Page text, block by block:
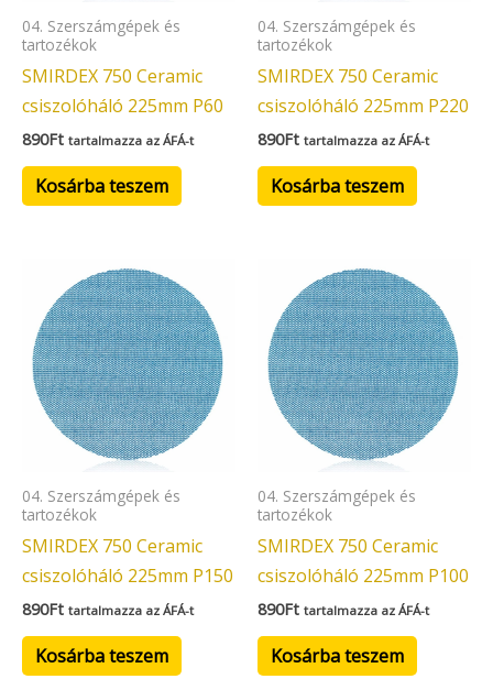
04. Szerszámgépek és
tartozékok
SMIRDEX 750 Ceramic
csiszolóháló 225mm P60
890Ft tartalmazza az ÁFÁ-t
Kosárba teszem
04. Szerszámgépek és
tartozékok
SMIRDEX 750 Ceramic
csiszolóháló 225mm P220
890Ft tartalmazza az ÁFÁ-t
Kosárba teszem
04. Szerszámgépek és
tartozékok
SMIRDEX 750 Ceramic
csiszolóháló 225mm P150
890Ft tartalmazza az ÁFÁ-t
Kosárba teszem
04. Szerszámgépek és
tartozékok
SMIRDEX 750 Ceramic
csiszolóháló 225mm P100
890Ft tartalmazza az ÁFÁ-t
Kosárba teszem